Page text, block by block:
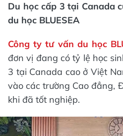
Du học cấp 3 tại Canada
du học BLUESEA
Công ty tư vấn du học
đơn vị đang có tỷ lệ học
3 tại Canada cao ở Việt
vào các trường Cao đẳng,
khi đã tốt nghiệp.